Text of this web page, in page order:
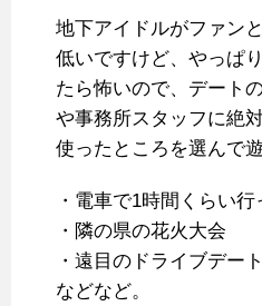
地下アイドルがファン
低いですけど、やっぱ
たら怖いので、デート
や事務所スタッフに絶
使ったところを選んで
・電車で1時間くらい
・隣の県の花火大会
・遠目のドライブデー
などなど。